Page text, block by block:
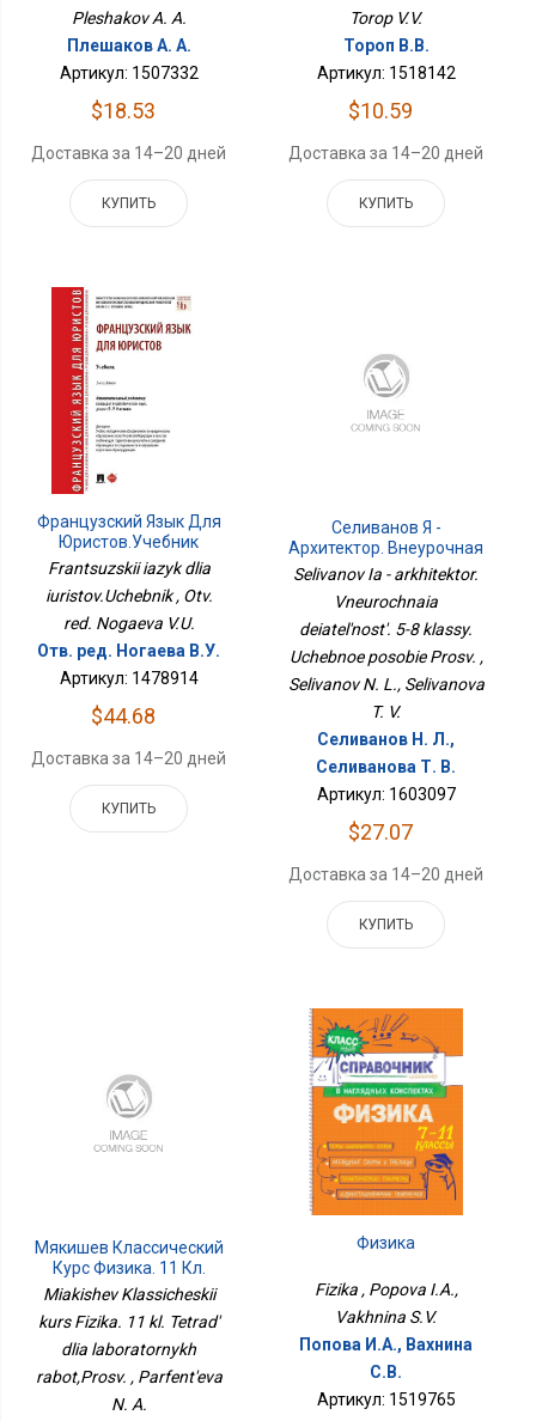
Pleshakov A. A.
Плешаков А. А.
Артикул: 1507332
$18.53
Доставка за 14–20 дней
КУПИТЬ
Torop V.V.
Тороп В.В.
Артикул: 1518142
$10.59
Доставка за 14–20 дней
КУПИТЬ
Французский Язык Для
Юристов.Учебник
Frantsuzskii iazyk dlia
iuristov.Uchebnik , Otv.
red. Nogaeva V.U.
Отв. ред. Ногаева В.У.
Артикул: 1478914
$44.68
Доставка за 14–20 дней
КУПИТЬ
Селиванов Я -
Архитектор. Внеурочная
Деятельность. 5-8
Пособие Просв.
Selivanov Ia - arkhitektor.
Vneurochnaia
deiatel'nost'. 5-8 klassy.
Uchebnoe posobie Prosv. ,
Selivanov N. L., Selivanova
T. V.
Селиванов Н. Л.,
Селиванова Т. В.
Артикул: 1603097
$27.07
Доставка за 14–20 дней
КУПИТЬ
Мякишев Классический
Курс Физика. 11 Кл.
Тетрадь Для
Работ,Просв.
Miakishev Klassicheskii
kurs Fizika. 11 kl. Tetrad'
dlia laboratornykh
rabot,Prosv. , Parfent'eva
N. A.
Физика
Fizika , Popova I.A.,
Vakhnina S.V.
Попова И.А., Вахнина
С.В.
Артикул: 1519765